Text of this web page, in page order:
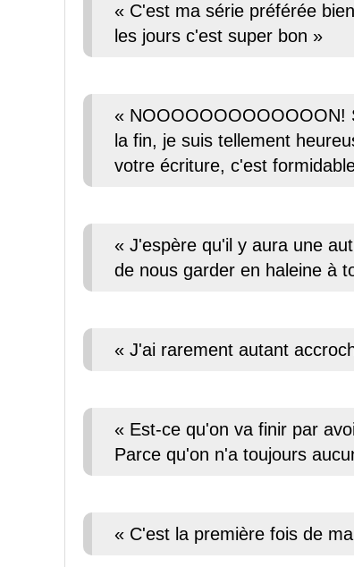
« C'est ma série préférée
les jours c'est super bon »
« NOOOOOOOOOOOOON!
la fin, je suis tellement
votre écriture, c'est
« J'espère qu'il y aura une
de nous garder en haleine à
« J'ai rarement autant
« Est-ce qu'on va finir par
Parce qu'on n'a toujours
« C'est la première fois de